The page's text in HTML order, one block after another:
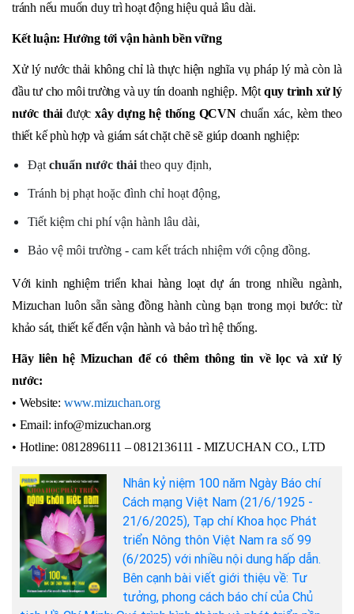
tránh nếu muốn duy trì hoạt động hiệu quả lâu dài.
Kết luận: Hướng tới vận hành bền vững
Xử lý nước thải không chỉ là thực hiện nghĩa vụ pháp lý mà còn là
đầu tư cho môi trường và uy tín doanh nghiệp. Một quy trình xử lý
nước thải đượcxây dựng hệ thống QCVNchuẩn xác, kèm theo
thiết kế phù hợp và giám sát chặt chẽ sẽ giúp doanh nghiệp:
Đạt chuẩn nước thải theo quy định,
Tránh bị phạt hoặc đình chỉ hoạt động,
Tiết kiệm chi phí vận hành lâu dài,
Bảo vệ môi trường - cam kết trách nhiệm với cộng đồng.
Với kinh nghiệm triển khai hàng loạt dự án trong nhiều ngành,
Mizuchan luôn sẵn sàng đồng hành cùng bạn trong mọi bước: từ
khảo sát, thiết kế đến vận hành và bảo trì hệ thống.
Hãy liên hệ Mizuchan để có thêm thông tin về lọc và xử lý
nước:
• Website: www.mizuchan.org
• Email: info@mizuchan.org
• Hotline: 0812896111 – 0812136111 - MIZUCHAN CO., LTD
Nhân kỷ niệm 100 năm Ngày Báo chí
Cách mạng Việt Nam (21/6/1925 -
21/6/2025), Tạp chí Khoa học Phát
triển Nông thôn Việt Nam ra số 99
(6/2025) với nhiều nội dung hấp dẫn.
Bên cạnh bài viết giới thiệu về: Tư
tưởng, phong cách báo chí của Chủ